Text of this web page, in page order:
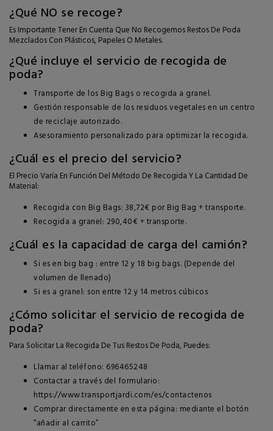
¿Qué NO se recoge?
Es Importante Tener En Cuenta Que No Recogemos Restos De Poda
Mezclados Con Plásticos, Papeles O Metales.
¿Qué incluye el servicio de recogida de
poda?
Transporte de los Big Bags o recogida a granel.
Gestión responsable de los residuos vegetales en un centro
de reciclaje autorizado.
Asesoramiento personalizado para optimizar la recogida.
¿Cuál es el precio del servicio?
El Precio Varía En Función Del Método De Recogida Y La Cantidad De
Material:
Recogida con Big Bags: 38,72€ por Big Bag + transporte.
Recogida a granel: 290,40€ + transporte.
¿Cuál es la capacidad de carga del camión?
Si es en big bag : entre 12 y 18 big bags. (Depende del
volumen de llenado)
Si es a granel: son entre 12 y 14 metros cúbicos
¿Cómo solicitar el servicio de recogida de
poda?
Para Solicitar La Recogida De Tus Restos De Poda, Puedes:
Llamar al teléfono: 696465248
Contactar a través del formulario:
https://www.transportjardi.com/es/contactenos
Comprar directamente en esta página: mediante el botón
“añadir al carrito”